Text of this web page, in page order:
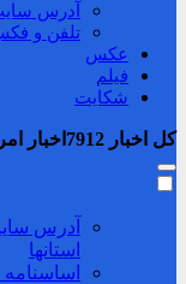
آدرس
تلفن و
عکس
فیلم
شکایت
کل اخبار اخبار
آدرس
استانها